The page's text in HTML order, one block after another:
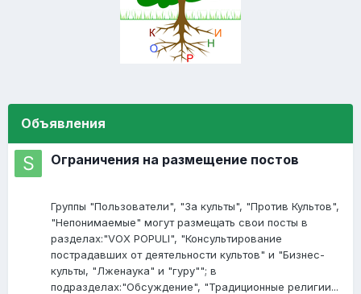
Объявления
Ограничения на размещение постов
Группы "Пользователи", "За культы", "Против Культов",
"Непонимаемые" могут размещать свои посты в
разделах:"VOX POPULI", "Консультирование
пострадавших от деятельности культов" и "Бизнес-
культы, "Лженаука" и "гуру""; в
подразделах:"Обсуждение", "Традиционные религии...